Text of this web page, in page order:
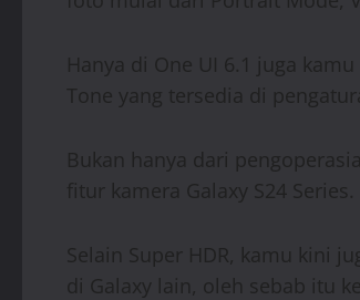
Hanya di One UI 6.1 juga
Tone yang tersedia di
Bukan hanya dari
fitur kamera Galaxy S24 Series.
Selain Super HDR, kamu kini
di Galaxy lain, oleh sebab itu